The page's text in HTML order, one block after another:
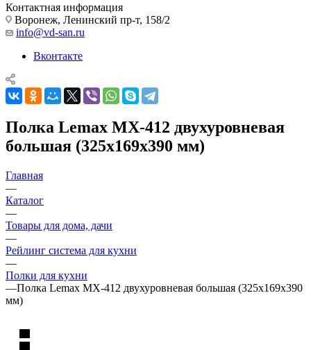
Контактная информация
Воронеж, Ленинский пр-т, 158/2
info@vd-san.ru
Вконтакте
Полка Lemax MX-412 двухуровневая
большая (325х169х390 мм)
Главная
—
Каталог
—
Товары для дома, дачи
—
Рейлинг система для кухни
—
Полки для кухни
—Полка Lemax MX-412 двухуровневая большая (325х169х390
мм)